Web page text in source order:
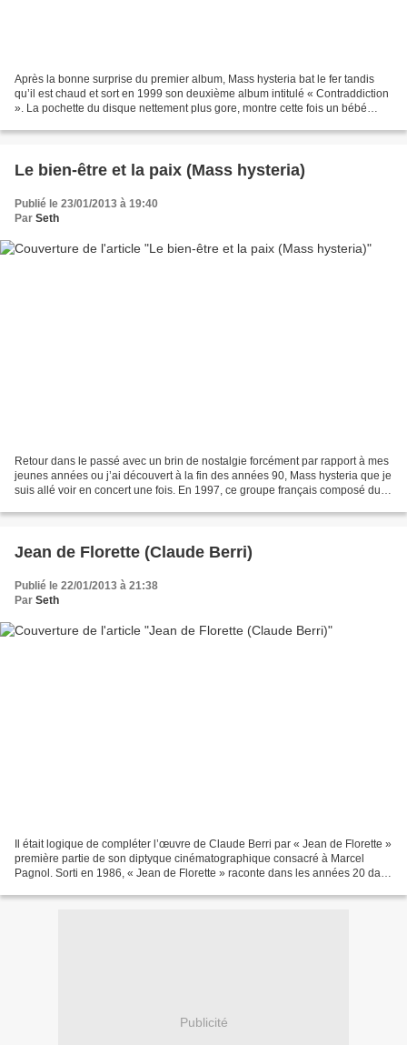
Après la bonne surprise du premier album, Mass hysteria bat le fer tandis
qu’il est chaud et sort en 1999 son deuxième album intitulé « Contraddiction
». La pochette du disque nettement plus gore, montre cette fois un bébé
Le bien-être et la paix (Mass hysteria)
Publié le 23/01/2013 à 19:40
Par Seth
Retour dans le passé avec un brin de nostalgie forcément par rapport à mes
jeunes années ou j’ai découvert à la fin des années 90, Mass hysteria que je
suis allé voir en concert une fois. En 1997, ce groupe français composé du
Jean de Florette (Claude Berri)
Publié le 22/01/2013 à 21:38
Par Seth
Il était logique de compléter l’œuvre de Claude Berri par « Jean de Florette »
première partie de son diptyque cinématographique consacré à Marcel
Pagnol. Sorti en 1986, « Jean de Florette » raconte dans les années 20 dans
Publicité